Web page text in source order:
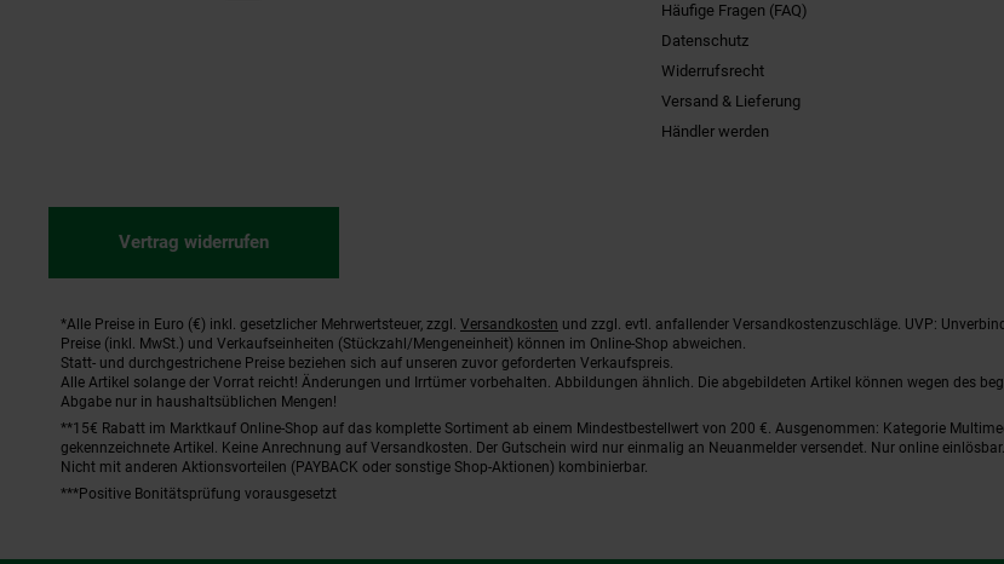
Häufige Fragen (FAQ)
Datenschutz
Widerrufsrecht
Versand & Lieferung
Händler werden
Vertrag widerrufen
Fußnoten
*Alle Preise in Euro (€) inkl. gesetzlicher Mehrwertsteuer, zzgl. Versandkosten und zzgl. evtl. anfallender Versandkostenzuschläge. UVP:
Preise (inkl. MwSt.) und Verkaufseinheiten (Stückzahl/Mengeneinheit) können im Online-Shop abweichen.
Statt- und durchgestrichene Preise beziehen sich auf unseren zuvor geforderten Verkaufspreis.
Alle Artikel solange der Vorrat reicht! Änderungen und Irrtümer vorbehalten. Abbildungen ähnlich. Die abgebildeten Artikel können wegen des
Abgabe nur in haushaltsüblichen Mengen!
**15€ Rabatt im Marktkauf Online-Shop auf das komplette Sortiment ab einem Mindestbestellwert von 200 €. Ausgenommen: Kategorie
gekennzeichnete Artikel. Keine Anrechnung auf Versandkosten. Der Gutschein wird nur einmalig an Neuanmelder versendet. Nur online
Nicht mit anderen Aktionsvorteilen (PAYBACK oder sonstige Shop-Aktionen) kombinierbar.
***Positive Bonitätsprüfung vorausgesetzt